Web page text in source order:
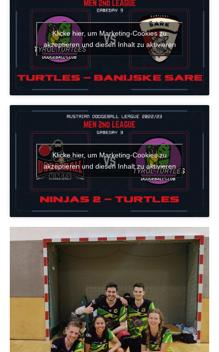
Klicke hier, um Marketing-Cookies zu
akzeptieren und diesen Inhalt zu aktivieren
Klicke hier, um Marketing-Cookies zu
akzeptieren und diesen Inhalt zu aktivieren